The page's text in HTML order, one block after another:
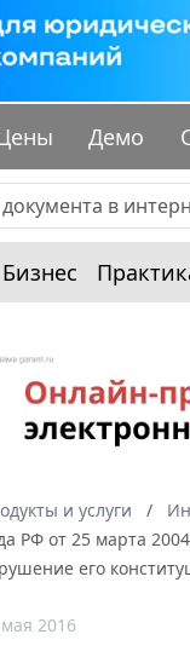
Демо
Бизнес
и услуги
РФ от 25 марта
его
2016